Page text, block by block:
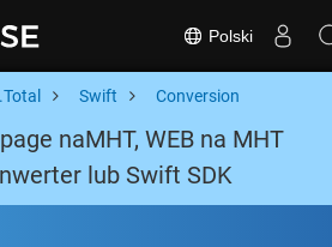
Polski
Swift Conversion
naMHT, WEB na MHT
lub Swift SDK